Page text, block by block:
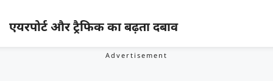
एयरपोर्ट और ट्रैफिक का बढ़ता दबाव